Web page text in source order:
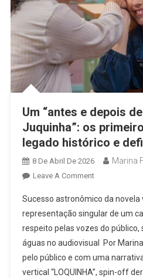
Um “antes e depois
Juquinha”: os
legado histórico e
8 De Abril De 2026 Marina
Leave A CommentOn
“antes
E
Depois
De
Lorena
E
Sucesso astronômico da
representação singular de um
respeito pelas vozes do público,
águas no audiovisual Por
pelo público e com uma
vertical “LOQUINHA”, spin-off